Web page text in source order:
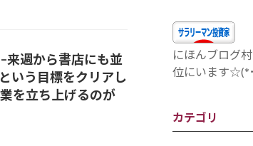
来週から書店にも並
いう目標をクリアし
を立ち上げるのが
にほんブログ
位にいます☆(*
カテゴリ